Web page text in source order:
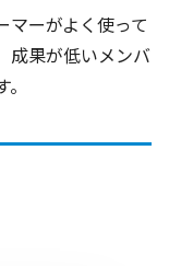
マーがよく使って
成果が低いメンバ